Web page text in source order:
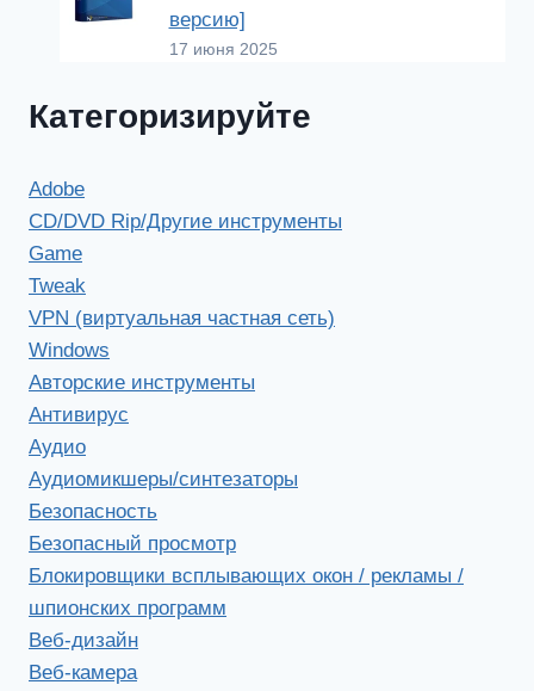
версию]
17 июня 2025
Категоризируйте
Adobe
CD/DVD Rip/Другие инструменты
Game
Tweak
VPN (виртуальная частная сеть)
Windows
Авторские инструменты
Антивирус
Аудио
Аудиомикшеры/синтезаторы
Безопасность
Безопасный просмотр
Блокировщики всплывающих окон / рекламы /
шпионских программ
Веб-дизайн
Веб-камера